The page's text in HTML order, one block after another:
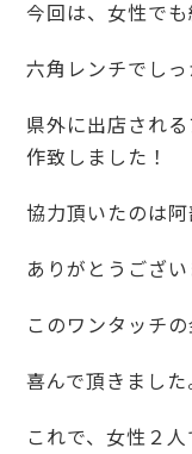
今回は、女性でも
六角レンチでしっ
県外に出店され
作致しました！
協力頂いたのは阿
ありがとうござい
このワンタッチ
喜んで頂きました
これで、女性２